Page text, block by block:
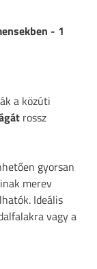
- 1
a közúti
rossz
gyorsan
merev
Ideális
vagy a